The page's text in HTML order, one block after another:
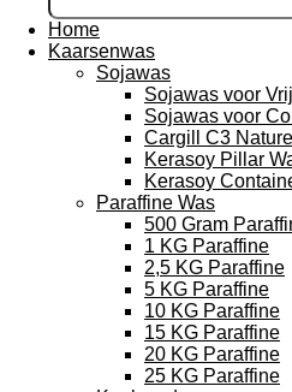
Home
Kaarsenwas
Sojawas
Sojawas voor
Sojawas voor
Cargill C3
Kerasoy Pillar
Kerasoy
Paraffine Was
500 Gram
1 KG Paraffine
2,5 KG Paraffine
5 KG Paraffine
10 KG Paraffine
15 KG Paraffine
20 KG Paraffine
25 KG Paraffine